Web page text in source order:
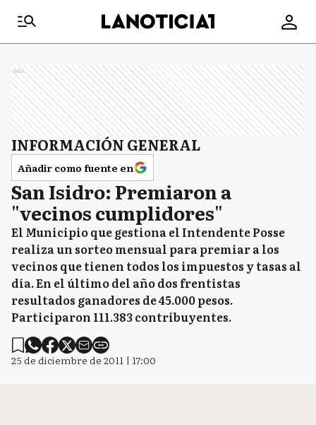
Ads
INFORMACIÓN GENERAL
Añadir como fuente en
San Isidro: Premiaron a
"vecinos cumplidores"
El Municipio que gestiona el Intendente Posse
realiza un sorteo mensual para premiar a los
vecinos que tienen todos los impuestos y tasas al
día. En el último del año dos frentistas
resultados ganadores de 45.000 pesos.
Participaron 111.383 contribuyentes.
25 de diciembre de 2011 | 17:00